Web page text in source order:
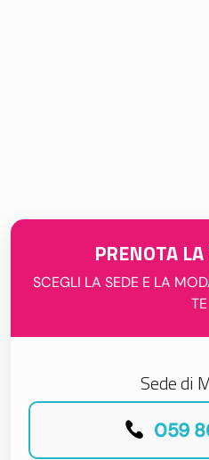
PRENOTA
SCEGLI LA SEDE E LA
TE
Sede di
059